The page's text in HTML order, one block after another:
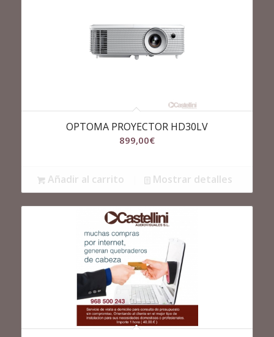
OPTOMA PROYECTOR HD30LV
899,00€
Añadir al carrito Mostrar detalles